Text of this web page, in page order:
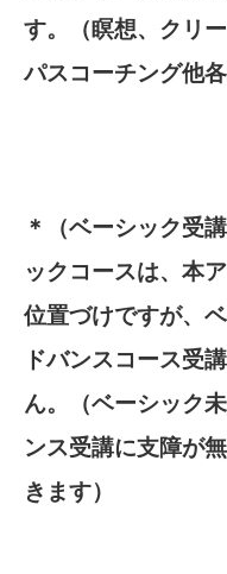
す。（瞑想、クリ
パスコーチング他
＊（ベーシック受
ックコースは、本
位置づけですが、
ドバンスコース受
ん。（ベーシック
ンス受講に支障が
きます）